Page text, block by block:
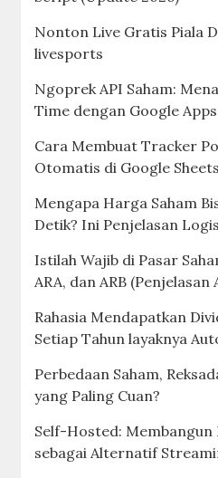
Nonton Live Gratis Piala
livesports
Ngoprek API Saham:
Time dengan Google
Cara Membuat Tracker
Otomatis di Google
Mengapa Harga Saham
Detik? Ini Penjelasan
Istilah Wajib di Pasar
ARA, dan ARB (Penjelasan
Rahasia Mendapatkan
Setiap Tahun layaknya
Perbedaan Saham,
yang Paling Cuan?
Self-Hosted: Membangun
sebagai Alternatif